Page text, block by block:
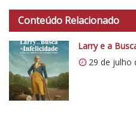
t
p
s
:
/
/
Conteúdo Relacionado
Larry e a
29 de julho